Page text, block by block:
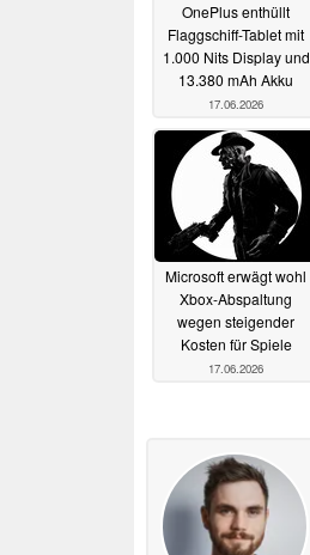
OnePlus enthüllt
Flaggschiff-Tablet mit
1.000 Nits Display und
13.380 mAh Akku
17.06.2026
Microsoft erwägt wohl
Xbox-Abspaltung
wegen steigender
Kosten für Spiele
17.06.2026